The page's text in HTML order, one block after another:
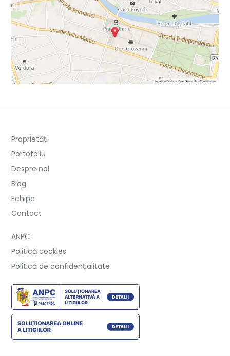
Proprietăți
Portofoliu
Despre noi
Blog
Echipa
Contact
ANPC
Politică cookies
Politică de confidențialitate